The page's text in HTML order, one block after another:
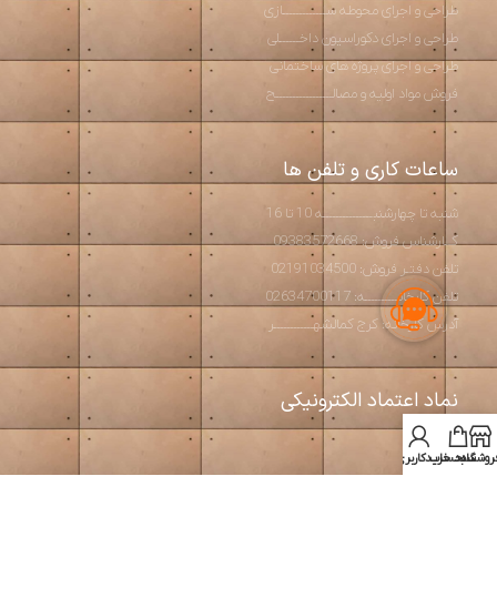
طراحی و اجرای محوطه ســـــــــــــازی
طراحی و اجرای دکوراسیون داخــــــلی
طراحی و اجرای پروژه های ساختمانی
فروش مواد اولیه و مصالـــــــــــــــــح
ساعات کاری و تلفن ها
شنبه تا چهارشنبـــــــــــــــه 10 تا 16
کــارشناس فروش: 09383572668
تلفن دفتـر فروش: 02191034500
تلفن کارخانــــــــــه: 02634700117
آدرس کارخانه: کرج کمالشهــــــــــــر
نماد اعتماد الکترونیکی
سبد خرید
حساب کاربری من